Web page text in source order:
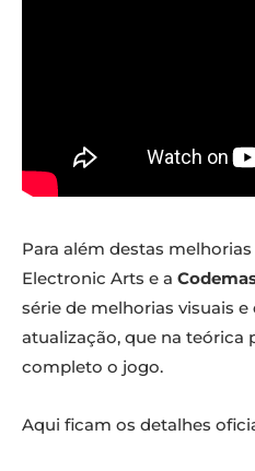
Para além destas
Electronic Arts e a
série de melhorias visuais
atualização, que na teórica
completo o jogo.
Aqui ficam os detalhes